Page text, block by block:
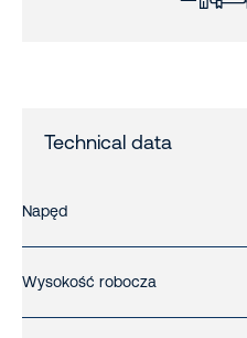
Technical data
Napęd
Wysokość robocza